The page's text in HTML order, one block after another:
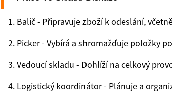
Balič - Připravuje zboží k odeslání,
Picker - Vybírá a shromažďuje položky
Vedoucí skladu - Dohlíží na celkový
Logistický koordinátor - Plánuje a